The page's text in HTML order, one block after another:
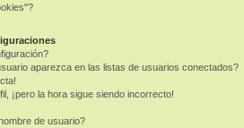
aparezca en las listas de usuarios conectados?
¡pero la hora sigue siendo incorrecto!
de usuario?